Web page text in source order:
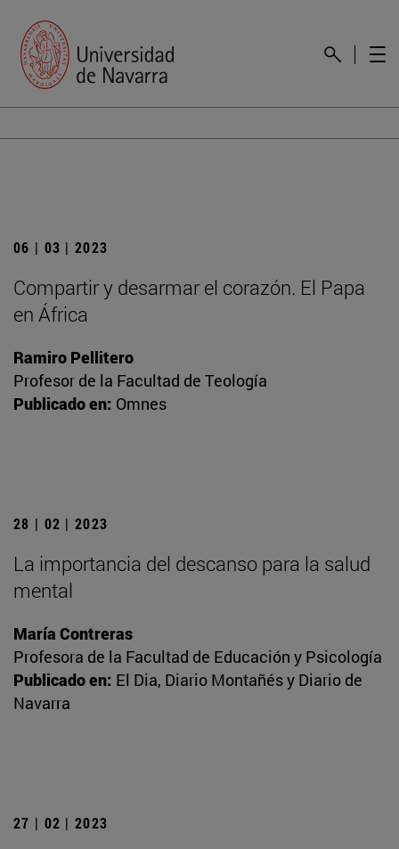
06 | 03 | 2023
Compartir y desarmar el corazón. El Papa
en África
Ramiro Pellitero
Profesor de la Facultad de Teología
Publicado en: Omnes
28 | 02 | 2023
La importancia del descanso para la salud
mental
María Contreras
Profesora de la Facultad de Educación y Psicología
Publicado en: El Dia, Diario Montañés y Diario de
Navarra
27 | 02 | 2023